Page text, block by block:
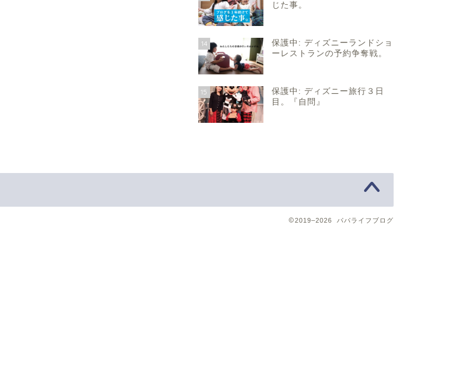
じた事。
14
保護中: ディズニーランドショ
ーレストランの予約争奪戦。
15
保護中: ディズニー旅行３日
目。『自問』
2019–2026 パパライフブログ